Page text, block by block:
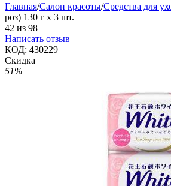
Главная/Салон красоты/Средства для
роз) 130 г х 3 шт.
42 из 98
Написать отзыв
КОД: 430229
Скидка
51%